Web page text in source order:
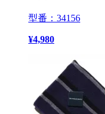
型番：34156
¥4,980